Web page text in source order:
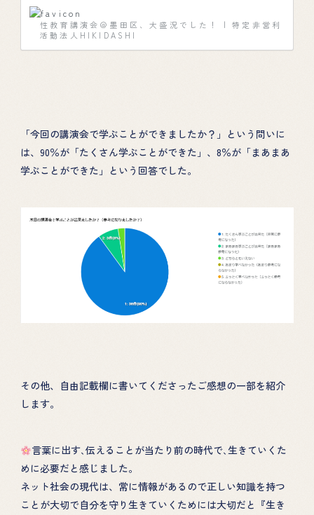
り、コミュニケーション・異文化理
解、お金の教育など、これからの未
来を担う子どもたちの「イキルチカ
ラヲヒキダス」教育をお届けしま
性教育講演会＠墨田区、大盛況でした！ | 特定非営利
活動法人HIKIDASHI
「今回の講演会で学ぶことができましたか？」という問いに
は、90％が「たくさん学ぶことができた」、8％が「まあまあ
学ぶことができた」という回答でした。
その他、自由記載欄に書いてくださったご感想の一部を紹介
します。
言葉に出す､伝えることが当たり前の時代で､生きていくた
めに必要だと感じました。
ネット社会の現代は、常に情報があるので正しい知識を持つ
ことが大切で自分を守り生きていくためには大切だと『生き